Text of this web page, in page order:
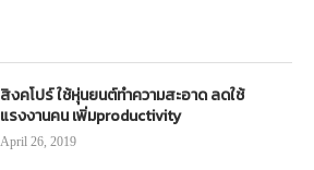
สิงคโปร์ ใช้หุ่นยนต์ทำความสะอาด ลดใช้
แรงงานคน เพิ่มproductivity
April 26, 2019